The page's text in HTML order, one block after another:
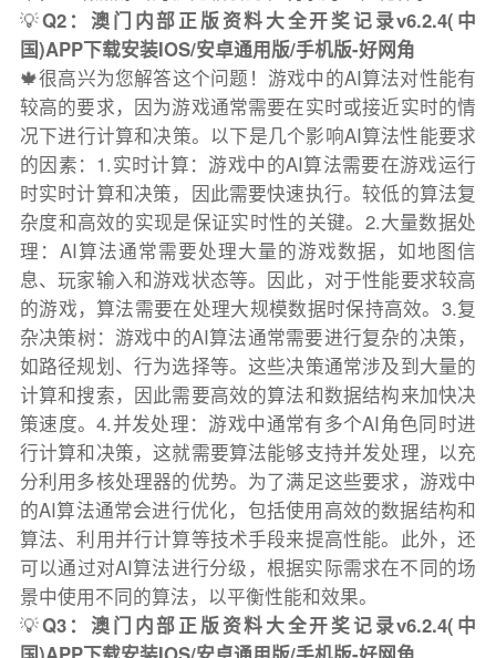
💡Q2：澳门内部正版资料大全开奖记录v6.2.4(中
国)APP下载安装IOS/安卓通用版/手机版-好网角
🍁很高兴为您解答这个问题！游戏中的AI算法对性能有
较高的要求，因为游戏通常需要在实时或接近实时的情
况下进行计算和决策。以下是几个影响AI算法性能要求
的因素：1.实时计算：游戏中的AI算法需要在游戏运行
时实时计算和决策，因此需要快速执行。较低的算法复
杂度和高效的实现是保证实时性的关键。2.大量数据处
理：AI算法通常需要处理大量的游戏数据，如地图信
息、玩家输入和游戏状态等。因此，对于性能要求较高
的游戏，算法需要在处理大规模数据时保持高效。3.复
杂决策树：游戏中的AI算法通常需要进行复杂的决策，
如路径规划、行为选择等。这些决策通常涉及到大量的
计算和搜索，因此需要高效的算法和数据结构来加快决
策速度。4.并发处理：游戏中通常有多个AI角色同时进
行计算和决策，这就需要算法能够支持并发处理，以充
分利用多核处理器的优势。为了满足这些要求，游戏中
的AI算法通常会进行优化，包括使用高效的数据结构和
算法、利用并行计算等技术手段来提高性能。此外，还
可以通过对AI算法进行分级，根据实际需求在不同的场
景中使用不同的算法，以平衡性能和效果。
💡Q3：澳门内部正版资料大全开奖记录v6.2.4(中